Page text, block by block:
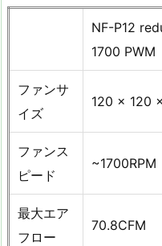
NF-P12
1700 PWM
ファンサ
イズ
120 x 120
ファンス
ピード
~1700RPM
最大エア
フロー
70.8CFM